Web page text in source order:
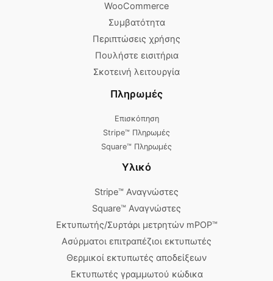
WooCommerce
Συμβατότητα
Περιπτώσεις χρήσης
Πουλήστε εισιτήρια
Σκοτεινή λειτουργία
Πληρωμές
Επισκόπηση
Stripe™ Πληρωμές
Square™ Πληρωμές
Υλικό
Stripe™ Αναγνώστες
Square™ Αναγνώστες
Εκτυπωτής/Συρτάρι μετρητών mPOP™
Ασύρματοι επιτραπέζιοι εκτυπωτές
Θερμικοί εκτυπωτές αποδείξεων
Εκτυπωτές γραμμωτού κώδικα